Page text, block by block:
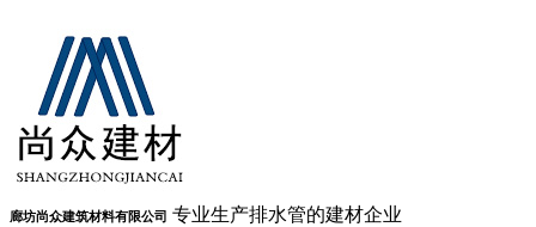
廊坊尚众建筑材料有限公司 专业生产排水管的建材企业